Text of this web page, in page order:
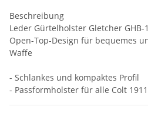
Beschreibung
Leder Gürtelholster Gletcher GHB-
Open-Top-Design für bequemes
Waffe
- Schlankes und kompaktes Profil
- Passformholster für alle Colt